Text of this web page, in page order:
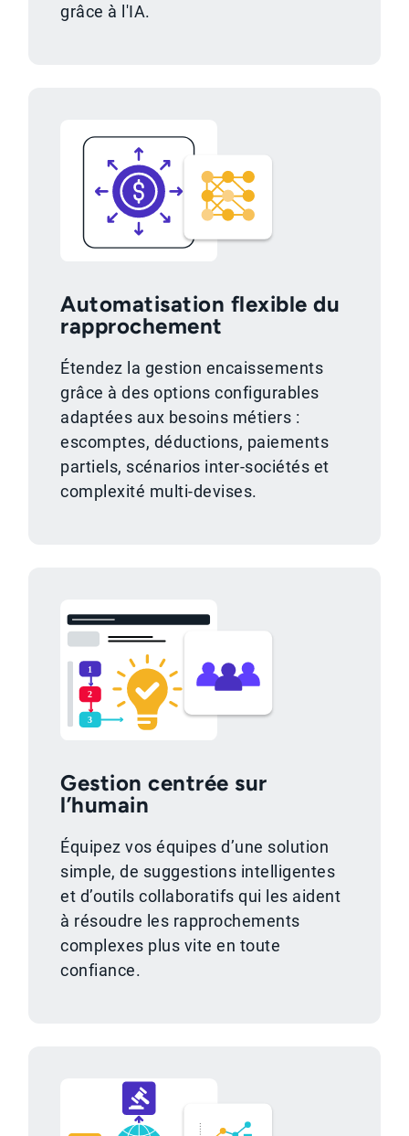
grâce à l'IA.
Automatisation flexible du
rapprochement
Étendez la gestion encaissements
grâce à des options configurables
adaptées aux besoins métiers :
escomptes, déductions, paiements
partiels, scénarios inter-sociétés et
complexité multi-devises.
Gestion centrée sur
l’humain
Équipez vos équipes d’une solution
simple, de suggestions intelligentes
et d’outils collaboratifs qui les aident
à résoudre les rapprochements
complexes plus vite en toute
confiance.